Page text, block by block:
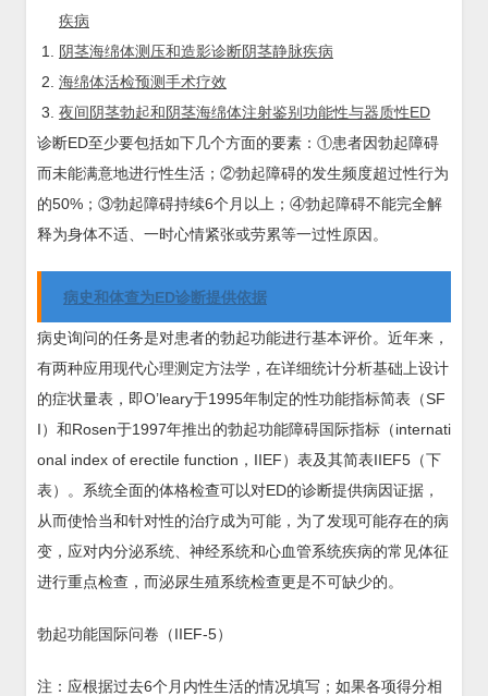
疾病
阴茎海绵体测压和造影诊断阴茎静脉疾病
海绵体活检预测手术疗效
夜间阴茎勃起和阴茎海绵体注射鉴别功能性与器质性ED
诊断ED至少要包括如下几个方面的要素：①患者因勃起障碍
而未能满意地进行性生活；②勃起障碍的发生频度超过性行为
的50%；③勃起障碍持续6个月以上；④勃起障碍不能完全解
释为身体不适、一时心情紧张或劳累等一过性原因。
病史和体查为ED诊断提供依据
病史询问的任务是对患者的勃起功能进行基本评价。近年来，
有两种应用现代心理测定方法学，在详细统计分析基础上设计
的症状量表，即O’leary于1995年制定的性功能指标简表（SF
I）和Rosen于1997年推出的勃起功能障碍国际指标（internati
onal index of erectile function，IIEF）表及其简表IIEF5（下
表）。系统全面的体格检查可以对ED的诊断提供病因证据，
从而使恰当和针对性的治疗成为可能，为了发现可能存在的病
变，应对内分泌系统、神经系统和心血管系统疾病的常见体征
进行重点检查，而泌尿生殖系统检查更是不可缺少的。
勃起功能国际问卷（IIEF-5）
注：应根据过去6个月内性生活的情况填写；如果各项得分相